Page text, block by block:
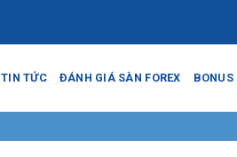
TIN TỨC ĐÁNH GIÁ SÀN FOREX BONUS